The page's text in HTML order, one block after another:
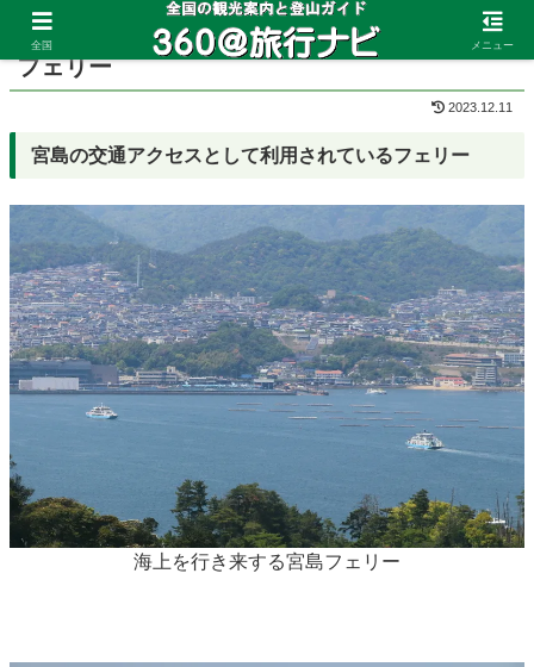
ホーム 広島県 宮島
フェリー
2023.12.11
宮島の交通アクセスとして利用されているフェリー
海上を行き来する宮島フェリー
全国 メニュー